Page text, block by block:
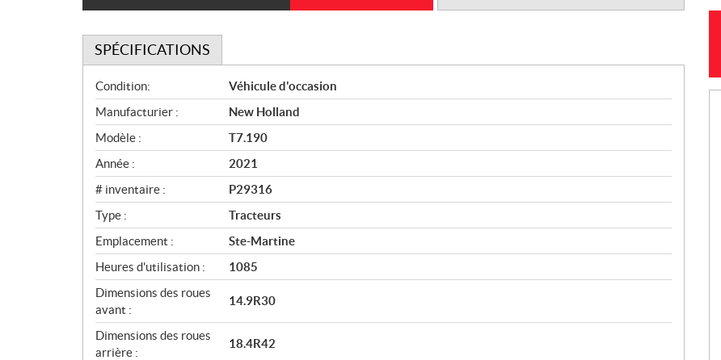
SPÉCIFICATIONS
S
p
é
c
i
f
i
c
a
t
i
o
n
s
Condition:
Véhicule d'occasion
Manufacturier :
New Holland
Modèle :
T7.190
Année :
2021
# inventaire :
P29316
Type :
Tracteurs
Emplacement :
Ste-Martine
Heures d'utilisation :
1085
Dimensions des roues
avant :
14.9R30
Dimensions des roues
arrière :
18.4R42